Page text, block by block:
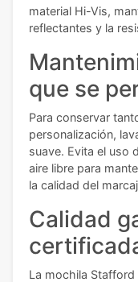
material Hi-Vis,
reflectantes y la
que se
Para conservar
personalización,
suave. Evita el uso
aire libre para
la calidad del
Calidad
La mochila Stafford